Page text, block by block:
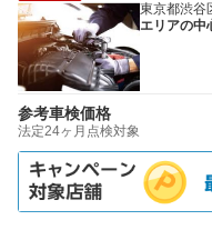
東京都渋谷
エリアの中
参考車検価格
法定24ヶ月点検対象